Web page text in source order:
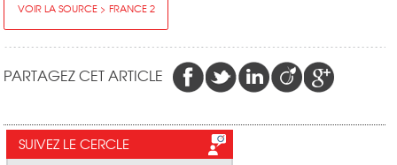
VOIR LA SOURCE > FRANCE 2
PARTAGEZ CET ARTICLE
SUIVEZ LE CERCLE